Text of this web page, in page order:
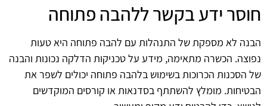
חוסר ידע בקשר ללהבה פתוחה
הבנה לא מספקת של התנהלות עם להבה פתוחה היא טעות
נפוצה. הכשרה מתאימה, מידע על טכניקות הדלקה נכונות והבנה
של הסכנות הכרוכות בשימוש בלהבה פתוחה יכולים לשפר את
הבטיחות. מומלץ להשתתף בסדנאות או קורסים המוקדשים